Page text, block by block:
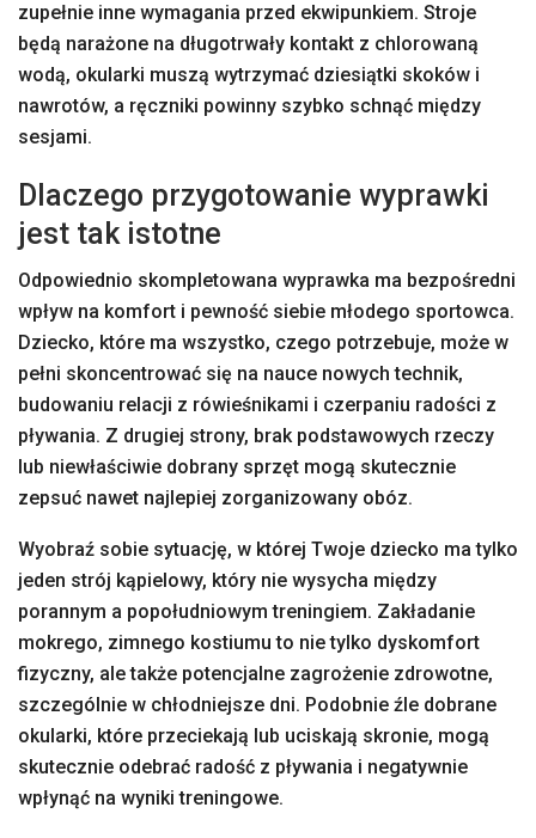
zupełnie inne wymagania przed ekwipunkiem. Stroje
będą narażone na długotrwały kontakt z chlorowaną
wodą, okularki muszą wytrzymać dziesiątki skoków i
nawrotów, a ręczniki powinny szybko schnąć między
sesjami.
Dlaczego przygotowanie wyprawki
jest tak istotne
Odpowiednio skompletowana wyprawka ma bezpośredni
wpływ na komfort i pewność siebie młodego sportowca.
Dziecko, które ma wszystko, czego potrzebuje, może w
pełni skoncentrować się na nauce nowych technik,
budowaniu relacji z rówieśnikami i czerpaniu radości z
pływania. Z drugiej strony, brak podstawowych rzeczy
lub niewłaściwie dobrany sprzęt mogą skutecznie
zepsuć nawet najlepiej zorganizowany obóz.
Wyobraź sobie sytuację, w której Twoje dziecko ma tylko
jeden strój kąpielowy, który nie wysycha między
porannym a popołudniowym treningiem. Zakładanie
mokrego, zimnego kostiumu to nie tylko dyskomfort
fizyczny, ale także potencjalne zagrożenie zdrowotne,
szczególnie w chłodniejsze dni. Podobnie źle dobrane
okularki, które przeciekają lub uciskają skronie, mogą
skutecznie odebrać radość z pływania i negatywnie
wpłynąć na wyniki treningowe.